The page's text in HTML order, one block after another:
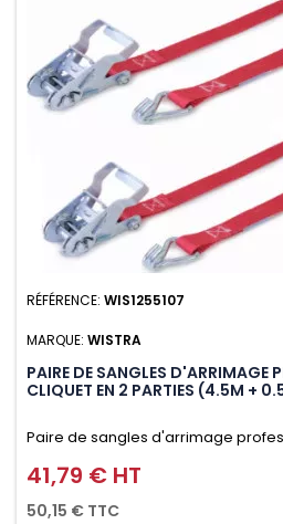
RÉFÉRENCE: WIS1255107
MARQUE: WISTRA
PAIRE DE SANGLES D'ARRIMAGE
CLIQUET EN 2 PARTIES (4.5M +
Paire de sangles d'arrimage
crochet en 2 parties (4.5M + 0.5M /
d'utilisation. Permet d'arrimer et de
Prix
41,79 € HT
50,15 € TTC